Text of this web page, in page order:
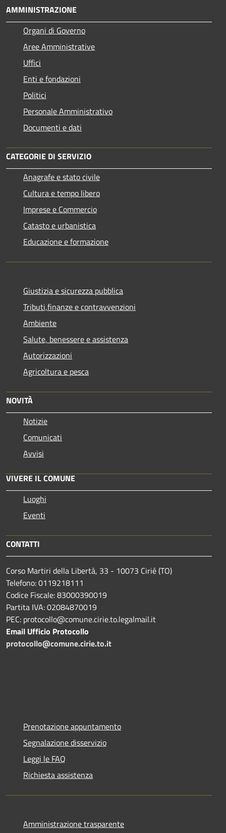
AMMINISTRAZIONE
Organi di Governo
Aree Amministrative
Uffici
Enti e fondazioni
Politici
Personale Amministrativo
Documenti e dati
CATEGORIE DI SERVIZIO
Anagrafe e stato civile
Cultura e tempo libero
Imprese e Commercio
Catasto e urbanistica
Educazione e formazione
Giustizia e sicurezza pubblica
Tributi,finanze e contravvenzioni
Ambiente
Salute, benessere e assistenza
Autorizzazioni
Agricoltura e pesca
NOVITÀ
Notizie
Comunicati
Avvisi
VIVERE IL COMUNE
Luoghi
Eventi
CONTATTI
Corso Martiri della Libertà, 33 - 10073 Cirié (TO)
Telefono: 0119218111
Codice Fiscale: 83000390019
Partita IVA: 02084870019
PEC: protocollo@comune.cirie.to.legalmail.it
Email Ufficio Protocollo
protocollo@comune.cirie.to.it
Prenotazione appuntamento
Segnalazione disservizio
Leggi le FAQ
Richiesta assistenza
Amministrazione trasparente